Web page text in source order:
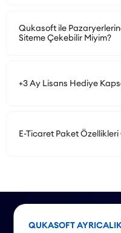
Qukasoft ile
Siteme Çekebilir Miyim?
+3 Ay Lisans Hediye
E-Ticaret Paket
QUKASOFT